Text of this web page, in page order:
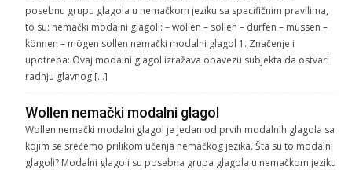
posebnu grupu glagola u nemačkom jeziku sa specifičnim pravilima,
to su: nemački modalni glagoli: – wollen – sollen – dürfen – müssen –
können – mögen sollen nemački modalni glagol 1. Značenje i
upotreba: Ovaj modalni glagol izražava obavezu subjekta da ostvari
radnju glavnog […]
Wollen nemački modalni glagol
Wollen nemački modalni glagol je jedan od prvih modalnih glagola sa
kojim se srećemo prilikom učenja nemačkog jezika. Šta su to modalni
glagoli? Modalni glagoli su posebna grupa glagola u nemačkom jeziku